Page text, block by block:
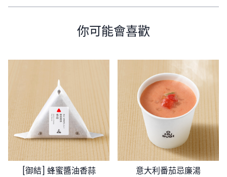
你可能會喜歡
[御結] 蜂蜜醬油香蒜 意大利番茄忌廉湯